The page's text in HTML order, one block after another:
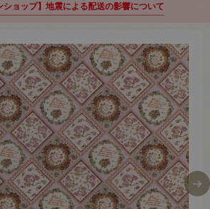
ショップ】地震による配送の影響について